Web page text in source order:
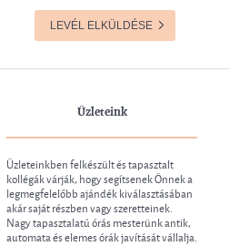
LEVÉL ELKÜLDÉSE
Üzleteink
Üzleteinkben felkészült és tapasztalt
kollégák várják, hogy segítsenek Önnek a
legmegfelelőbb ajándék kiválasztásában
akár saját részben vagy szeretteinek.
Nagy tapasztalatú órás mesterünk antik,
automata és elemes órák javítását vállalja.